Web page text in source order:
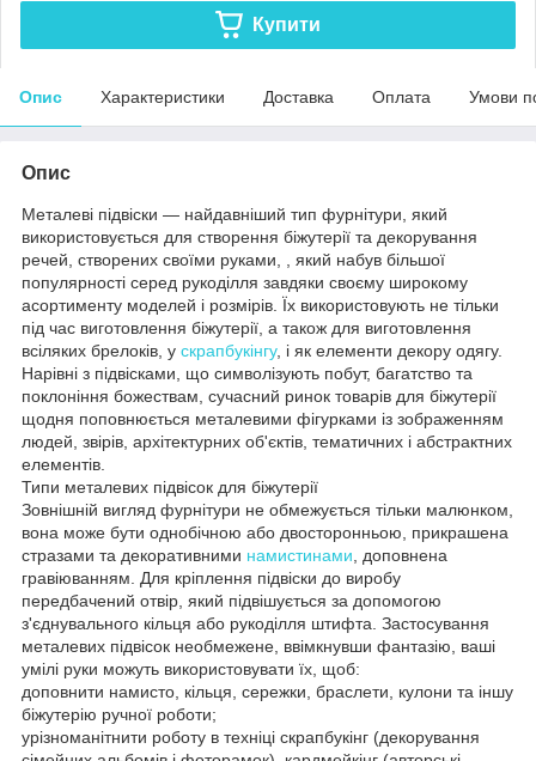
Купити
Опис Характеристики Доставка Оплата Умови
Опис
Металеві підвіски — найдавніший тип фурнітури, який
використовується для створення біжутерії та декорування
речей, створених своїми руками, , який набув більшої
популярності серед рукоділля завдяки своєму широкому
асортименту моделей і розмірів. Їх використовують не тільки
під час виготовлення біжутерії, а також для виготовлення
всіляких брелоків, у скрапбукінгу, і як елементи декору одягу.
Нарівні з підвісками, що символізують побут, багатство та
поклоніння божествам, сучасний ринок товарів для біжутерії
щодня поповнюється металевими фігурками із зображенням
людей, звірів, архітектурних об'єктів, тематичних і абстрактних
елементів.
Типи металевих підвісок для біжутерії
Зовнішній вигляд фурнітури не обмежується тільки малюнком,
вона може бути однобічною або двосторонньою, прикрашена
стразами та декоративними намистинами , доповнена
гравіюванням. Для кріплення підвіски до виробу
передбачений отвір, який підвішується за допомогою
з'єднувального кільця або рукоділля штифта. Застосування
металевих підвісок необмежене, ввімкнувши фантазію, ваші
умілі руки можуть використовувати їх, щоб:
доповнити намисто, кільця, сережки, браслети, кулони та іншу
біжутерію ручної роботи;
урізноманітнити роботу в техніці скрапбукінг (декорування